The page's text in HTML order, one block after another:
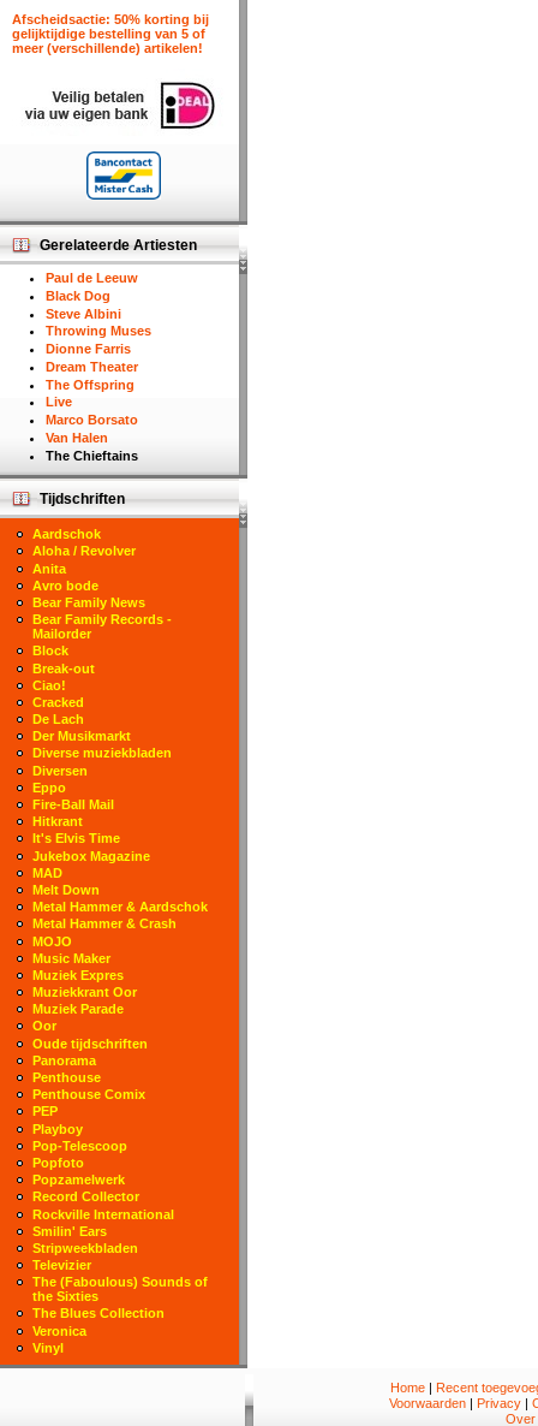
Afscheidsactie: 50% korting bij
gelijktijdige bestelling van 5 of
meer (verschillende) artikelen!
Gerelateerde Artiesten
Paul de Leeuw
Black Dog
Steve Albini
Throwing Muses
Dionne Farris
Dream Theater
The Offspring
Live
Marco Borsato
Van Halen
The Chieftains
Tijdschriften
Aardschok
Aloha / Revolver
Anita
Avro bode
Bear Family News
Bear Family Records -
Mailorder
Block
Break-out
Ciao!
Cracked
De Lach
Der Musikmarkt
Diverse muziekbladen
Diversen
Eppo
Fire-Ball Mail
Hitkrant
It's Elvis Time
Jukebox Magazine
MAD
Melt Down
Metal Hammer & Aardschok
Metal Hammer & Crash
MOJO
Music Maker
Muziek Expres
Muziekkrant Oor
Muziek Parade
Oor
Oude tijdschriften
Panorama
Penthouse
Penthouse Comix
PEP
Playboy
Pop-Telescoop
Popfoto
Popzamelwerk
Record Collector
Rockville International
Smilin' Ears
Stripweekbladen
Televizier
The (Faboulous) Sounds of
the Sixties
The Blues Collection
Veronica
Vinyl
Home| Recent
Voorwaarden | Privacy |
Over